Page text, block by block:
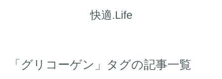
快適.Life
「グリコーゲン」タグの記事一覧